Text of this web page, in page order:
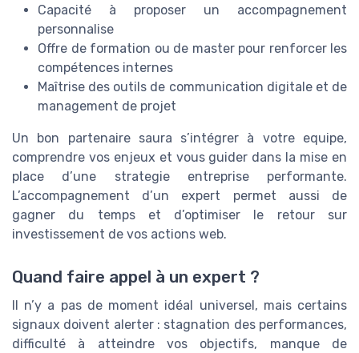
Capacité à proposer un accompagnement
personnalise
Offre de formation ou de master pour renforcer les
compétences internes
Maîtrise des outils de communication digitale et de
management de projet
Un bon partenaire saura s’intégrer à votre equipe,
comprendre vos enjeux et vous guider dans la mise en
place d’une strategie entreprise performante.
L’accompagnement d’un expert permet aussi de
gagner du temps et d’optimiser le retour sur
investissement de vos actions web.
Quand faire appel à un expert ?
Il n’y a pas de moment idéal universel, mais certains
signaux doivent alerter : stagnation des performances,
difficulté à atteindre vos objectifs, manque de